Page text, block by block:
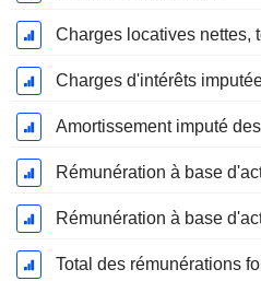
Charges locatives nettes,
Rémunération à base